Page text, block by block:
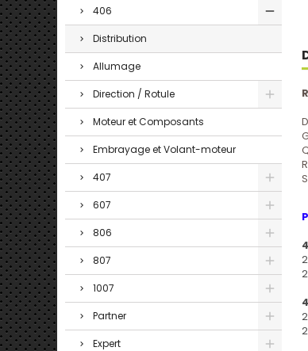
406
Distribution
Allumage
Direction / Rotule
Moteur et Composants
Embrayage et Volant-moteur
407
607
806
807
1007
Partner
Expert